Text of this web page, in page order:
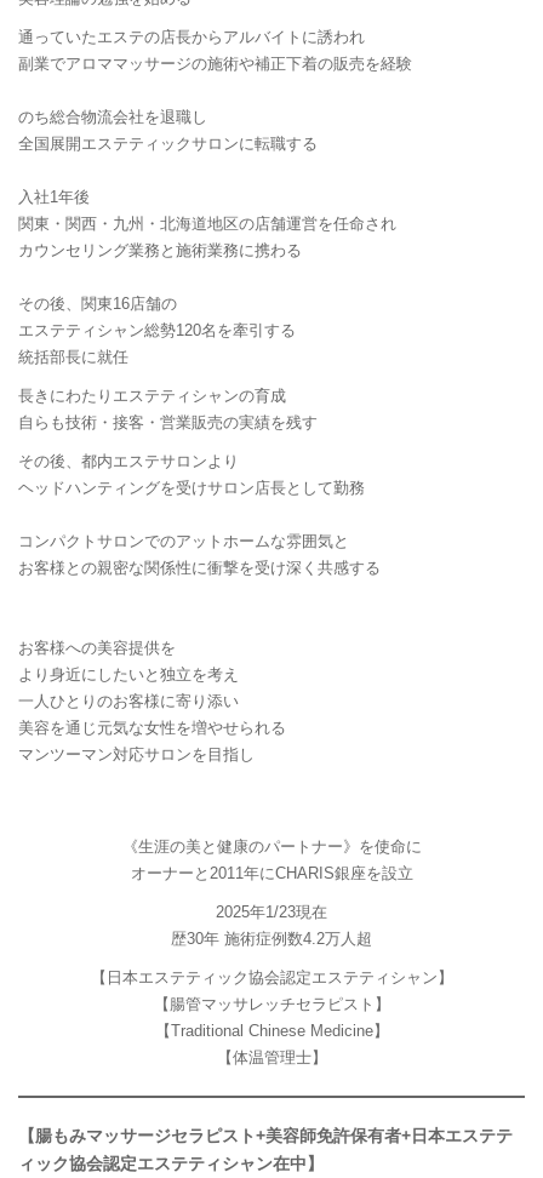
通っていたエステの店長からアルバイトに誘われ
副業でアロママッサージの施術や補正下着の販売を経験
のち総合物流会社を退職し
全国展開エステティックサロンに転職する
入社1年後
関東・関西・九州・北海道地区の店舗運営を任命され
カウンセリング業務と施術業務に携わる
その後、関東16店舗の
エステティシャン総勢120名を牽引する
統括部長に就任
長きにわたりエステティシャンの育成
自らも技術・接客・営業販売の実績を残す
その後、都内エステサロンより
ヘッドハンティングを受けサロン店長として勤務
コンパクトサロンでのアットホームな雰囲気と
お客様との親密な関係性に衝撃を受け深く共感する
お客様への美容提供を
より身近にしたいと独立を考え
一人ひとりのお客様に寄り添い
美容を通じ元気な女性を増やせられる
マンツーマン対応サロンを目指し
《生涯の美と健康のパートナー》を使命に
オーナーと2011年にCHARIS銀座を設立
2025年1/23現在
歴30年 施術症例数4.2万人超
【日本エステティック協会認定エステティシャン】
【腸管マッサレッチセラピスト】
【Traditional Chinese Medicine】
【体温管理士】
【腸もみマッサージセラピスト+美容師免許保有者+日本エステテ
ィック協会認定エステティシャン在中】